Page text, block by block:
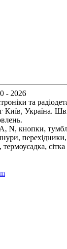
- 2026
та
Київ, Україна.
N, кнопки,